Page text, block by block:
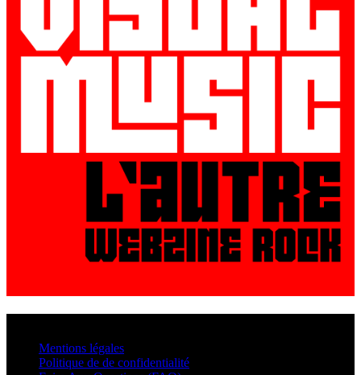
Mentions légales
Politique de de confidentialité